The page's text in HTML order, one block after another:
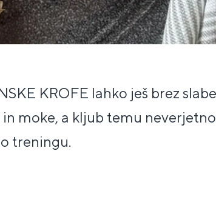
KROFE lahko ješ brez
moke, a kljub temu
treningu.